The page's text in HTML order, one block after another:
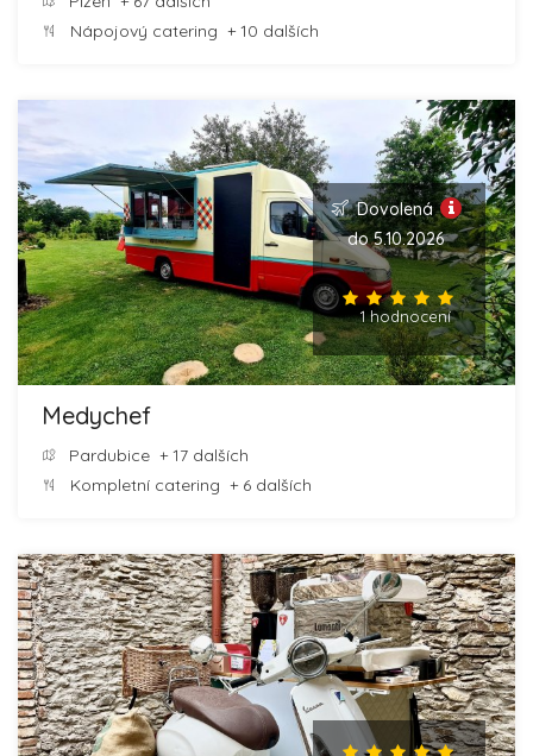
Nápojový catering + 10 dalších
Dovolená
do 5.10.2026
1 hodnocení
Medychef
Pardubice + 17 dalších
Kompletní catering + 6 dalších